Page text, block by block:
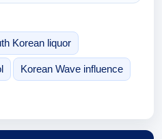
Korean liquor
Korean Wave influence